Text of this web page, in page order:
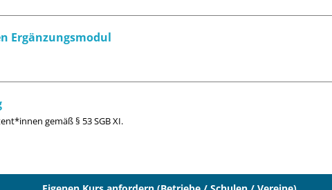
Ergänzungsmodul
gemäß § 53 SGB XI.